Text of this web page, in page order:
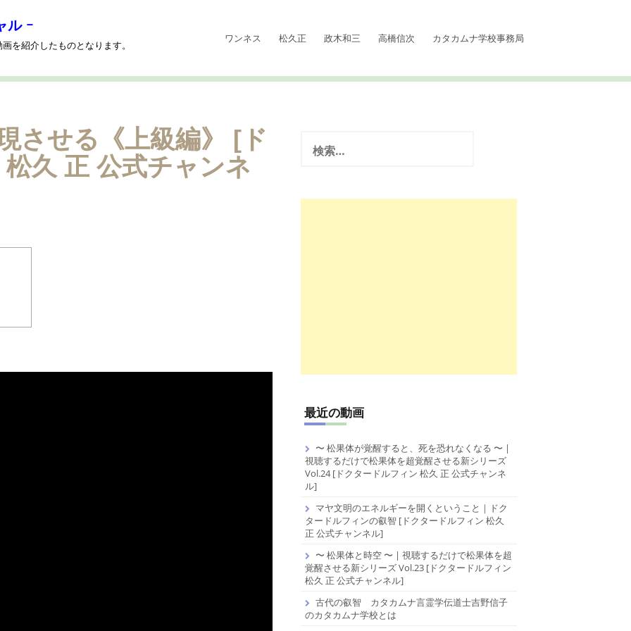
ル ｰ
を紹介したものとなります。
ワンネス 松久正 政木和三 高橋信次 カタカムナ学校事務局
させる《上級編》 [ド
久 正 公式チャンネ
最近の動画
〜 松果体が覚醒すると、死を恐れなくなる 〜 |
視聴するだけで松果体を超覚醒させる新シリーズ
Vol.24 [ドクタードルフィン 松久 正 公式チャンネ
ル]
マヤ文明のエネルギーを開くということ｜ドク
タードルフィンの叡智 [ドクタードルフィン 松久
正 公式チャンネル]
〜 松果体と時空 〜 | 視聴するだけで松果体を超
覚醒させる新シリーズ Vol.23 [ドクタードルフィン
松久 正 公式チャンネル]
古代の叡智 カタカムナ言霊学伝道士吉野信子
のカタカムナ学校とは